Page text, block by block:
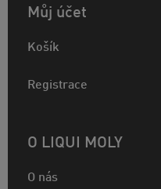
Můj účet
Košík
Registrace
O LIQUI MOLY
O nás